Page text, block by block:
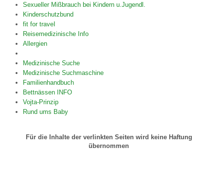
Sexueller Mißbrauch bei Kindern u.Jugendl.
Kinderschutzbund
fit for traveI
Reisemedizinische Info
Allergien
Medizinische Suche
Medizinische Suchmaschine
Familienhandbuch
Bettnässen INFO
Vojta-Prinzip
Rund ums Baby
Für die Inhalte der verlinkten Seiten wird keine Haftung
übernommen